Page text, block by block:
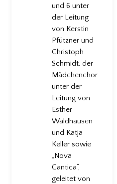
und 6 unter
der Leitung
von Kerstin
Pfützner und
Christoph
Schmidt, der
Mädchenchor
unter der
Leitung von
Esther
Waldhausen
und Katja
Keller sowie
„Nova
Cantica“,
geleitet von